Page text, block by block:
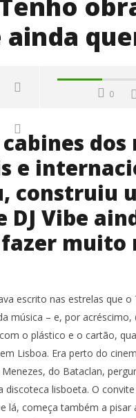
ainda
0
21
Junho,
Ana
Ventura
cabines
e
construiu
DJ Vibe
muito
escrito nas estrelas que
música – e, por
o plástico e o cartão,
Lisboa. Era perto do
do Bataclan,
discoteca lisboeta. O
lá, começa também a